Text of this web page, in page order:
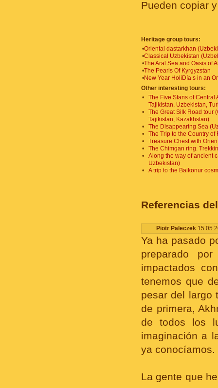
Pueden copiar
Heritage group tours:
•Oriental dastarkhan
•Classical Uzbekistan
•The Aral Sea and Oasis of
•The Pearls Of Kyrgyzstan
•New Year HoliDía s in an
Other interesting tours:
•
The Five Stans of Central
Tajikistan, Uzbekistan,
•
The Great Silk Road tour
Tajikistan, Kazakhstan)
•
The Disappearing Sea
•
The Trip to the Country of
•
Treasure Chest with
•
The Chimgan ring.
•
Along the way of ancient
Uzbekistan)
•
A trip to the Baikonur
Referencias
Piotr Paleczek
Ya ha pasado
preparado
impactados
tenemos que
pesar del largo
de primera,
de todos los
imaginación a
ya conocíamos.
La gente que